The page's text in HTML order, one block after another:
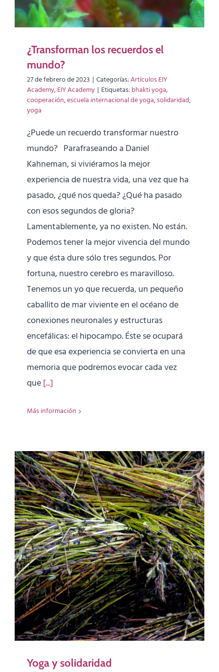
¿Transforman los recuerdos el
mundo?
27 de febrero de 2023 | Categorías:Artículos EIY
Academy,EIY Academy | Etiquetas:bhakti yoga,
cooperación,escuela internacional de yoga,solidaridad,
yoga
¿Puede un recuerdo transformar nuestro
mundo? Parafraseando a Daniel
Kahneman, si viviéramos la mejor
experiencia de nuestra vida, una vez que ha
pasado, ¿qué nos queda? ¿Qué ha pasado
con esos segundos de gloria?
Lamentablemente, ya no existen. No están.
Podemos tener la mejor vivencia del mundo
y que ésta dure sólo tres segundos. Por
fortuna, nuestro cerebro es maravilloso.
Tenemos un yo que recuerda, un pequeño
caballito de mar viviente en el océano de
conexiones neuronales y estructuras
encefálicas: el hipocampo. Éste se ocupará
de que esa experiencia se convierta en una
memoria que podremos evocar cada vez
que[...]
Más información
Yoga y solidaridad